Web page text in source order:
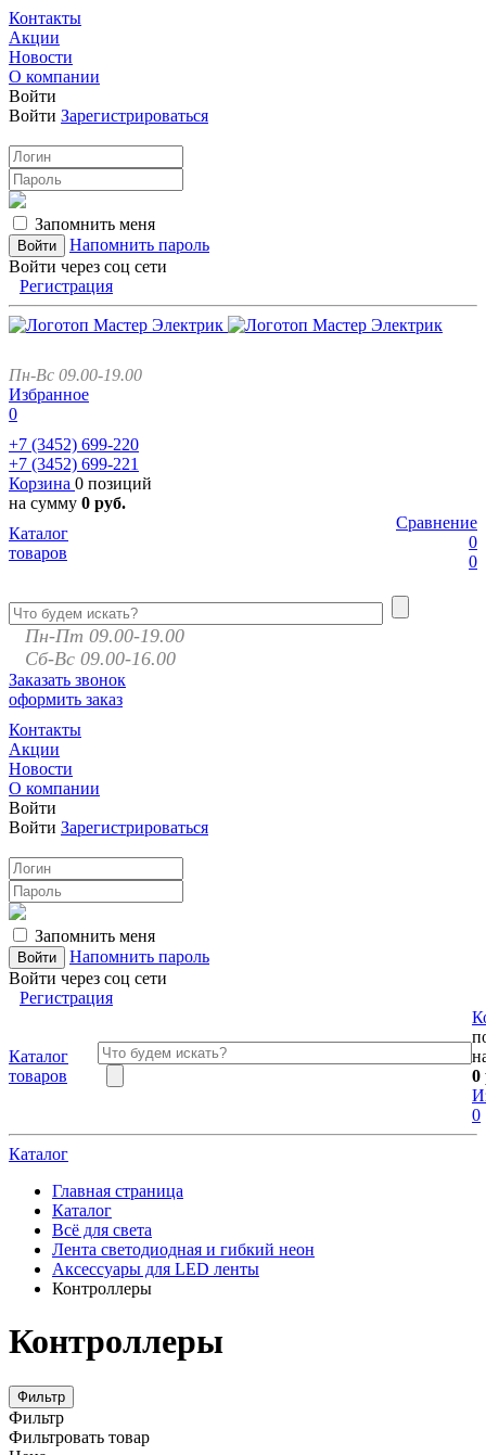
Контакты
Акции
Новости
О компании
Войти
Войти Зарегистрироваться
Запомнить меня
Напомнить пароль
Войти через соц сети
Регистрация
Пн-Вс 09.00-19.00
Избранное
0
+7 (3452) 699-220
+7 (3452) 699-221
Корзина 0 позиций
на сумму 0 руб.
Сравнение
0
0
Каталог
товаров
Пн-Пт 09.00-19.00
Сб-Вс 09.00-16.00
Заказать звонок
оформить заказ
Контакты
Акции
Новости
О компании
Войти
Войти Зарегистрироваться
Запомнить меня
Напомнить пароль
Войти через соц сети
Регистрация
Каталог
товаров
0
0
Каталог
Главная страница
Каталог
Всё для света
Лента светодиодная и гибкий неон
Аксессуары для LED ленты
Контроллеры
Контроллеры
Фильтр
Фильтр
Фильтровать товар